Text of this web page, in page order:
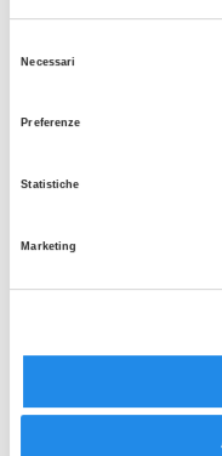
Necessari
Preferenze
Statistiche
Marketing
TKL IN